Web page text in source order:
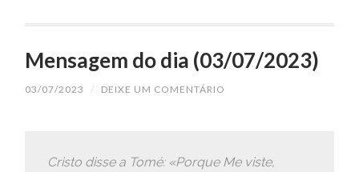
Mensagem do dia (03/07/2023)
03/07/2023 / DEIXE UM COMENTÁRIO
Cristo disse a Tomé: «Porque Me viste,